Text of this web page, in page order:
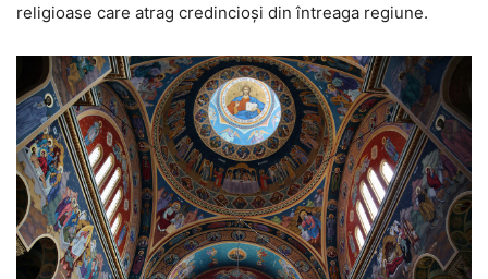
religioase care atrag credincioși din întreaga regiune.